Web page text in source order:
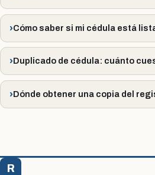
Cómo saber si mi cédula está
Duplicado de cédula: cuánto
Dónde obtener una copia del
R